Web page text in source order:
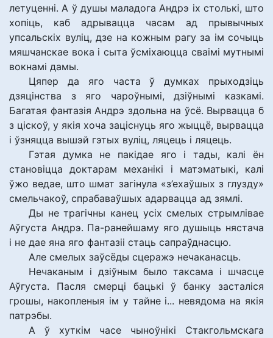
летуценні. А ў душы маладога Андрэ іх столькі, што
хопіць, каб адрывацца часам ад прывычных
упсальскіх вуліц, дзе на кожным рагу за ім сочыць
мяшчанскае вока і сыта ўсміхаюцца сваімі мутнымі
вокнамі дамы.
Цяпер да яго часта ў думках прыходзіць
дзяцінства з яго чароўнымі, дзіўнымі казкамі.
Багатая фантазія Андрэ здольна на ўсё. Вырвацца б
з ціскоў, у якія хоча заціснуць яго жыццё, вырвацца
і ўзняцца вышэй гэтых вуліц, ляцець і ляцець.
Гэтая думка не пакідае яго і тады, калі ён
становіцца доктарам механікі і матэматыкі, калі
ўжо ведае, што шмат загінула «з’ехаўшых з глузду»
смельчакоў, спрабаваўшых адарвацца ад зямлі.
Ды не трагічны канец усіх смелых стрымлівае
Аўгуста Андрэ. Па-ранейшаму яго душыць нястача
і не дае яна яго фантазіі стаць сапраўднасцю.
Але смелых заўсёды сцеражэ нечаканасць.
Нечаканым і дзіўным было таксама і шчасце
Аўгуста. Пасля смерці бацькі ў банку засталіся
грошы, накопленыя ім у тайне і... невядома на якія
патрэбы.
А ў хуткім часе чыноўнікі Стакгольмскага